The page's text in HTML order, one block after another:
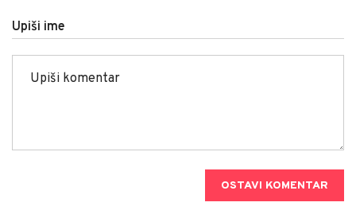
Upiši ime
OSTAVI KOMENTAR